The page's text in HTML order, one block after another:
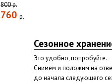
800 р.
760 р.
Сезонное
Это удобно, попробуйте.
Снимем и положим на
до начала следующего